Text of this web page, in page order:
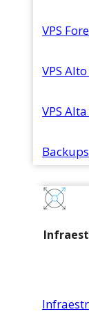
VPS
VPS
VPS
Backups